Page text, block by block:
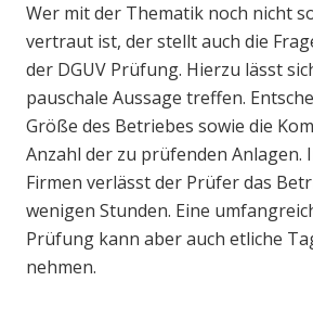
Wer mit der Thematik noch nicht
vertraut ist, der stellt auch die
der DGUV Prüfung. Hierzu lässt
pauschale Aussage treffen.
Größe des Betriebes sowie die
Anzahl der zu prüfenden Anlagen.
Firmen verlässt der Prüfer das
wenigen Stunden. Eine
Prüfung kann aber auch etliche
nehmen.